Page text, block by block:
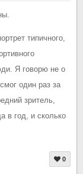
типичного,
Я говорю не о
один раз за
зритель,
в год, и сколько
0